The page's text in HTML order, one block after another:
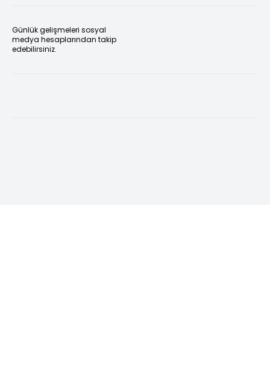
Günlük gelişmeleri sosyal
medya hesaplarından takip
edebilirsiniz.